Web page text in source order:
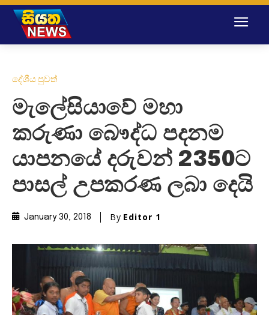
දේශීය පුවත්
මැලේසියාවේ මහා
කරුණා බෞද්ධ පදනම
යාපනයේ දරුවන් 2350ට
පාසල් උපකරණ ලබා දෙයි
January 30, 2018 By Editor 1